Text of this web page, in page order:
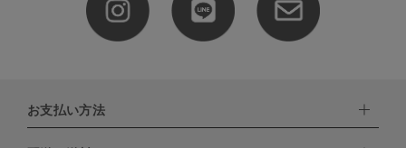
お支払い方法